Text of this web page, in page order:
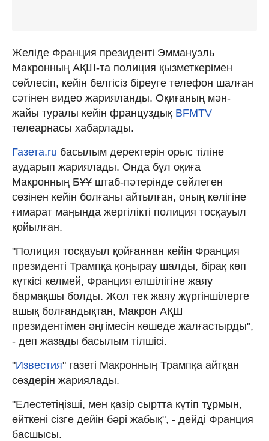
Желіде Франция президенті Эммануэль
Макронның АҚШ-та полиция қызметкерімен
сөйлесіп, кейін белгісіз біреуге телефон шалған
сәтінен видео жарияланды. Оқиғаның мән-
жайы туралы кейін француздық BFMTV
телеарнасы хабарлады.
Газета.ru басылым деректерін орыс тіліне
аударып жариялады. Онда бұл оқиға
Макронның БҰҰ штаб-пәтерінде сөйлеген
сөзінен кейін болғаны айтылған, оның көлігіне
ғимарат маңында жергілікті полиция тосқауыл
қойылған.
"Полиция тосқауыл қойғаннан кейін Франция
президенті Трампқа қоңырау шалды, бірақ көп
күткісі келмей, Франция елшілігіне жаяу
бармақшы болды. Жол тек жаяу жүргіншілерге
ашық болғандықтан, Макрон АҚШ
президентімен әңгімесін көшеде жалғастырды",
- деп жазады басылым тілшісі.
"Известия" газеті Макронның Трампқа айтқан
сөздерін жариялады.
"Елестетіңізші, мен қазір сыртта күтіп тұрмын,
өйткені сізге дейін бәрі жабық", - дейді Франция
басшысы.